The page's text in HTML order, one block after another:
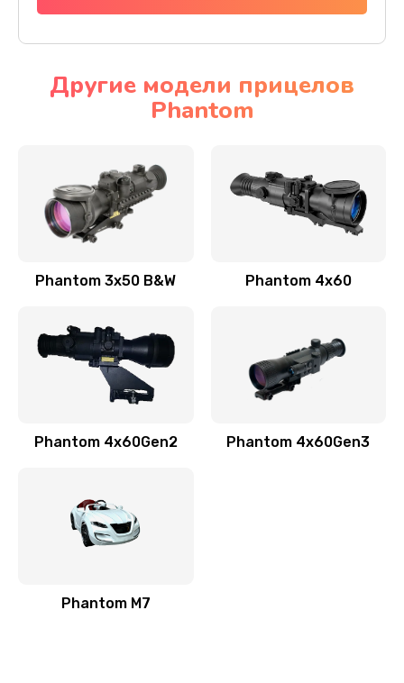
Другие модели прицелов
Phantom
Phantom 3x50 B&W Phantom 4x60
Phantom 4x60Gen2 Phantom 4x60Gen3
Phantom M7